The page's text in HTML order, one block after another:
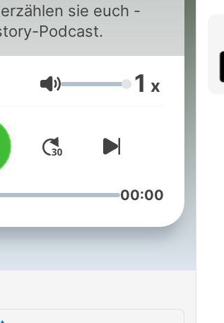
sie euch -
Podcast.
Głośność 1 x
00:00